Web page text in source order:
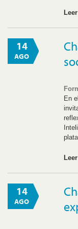
Leer
14
AGO
En
Leer
14
AGO